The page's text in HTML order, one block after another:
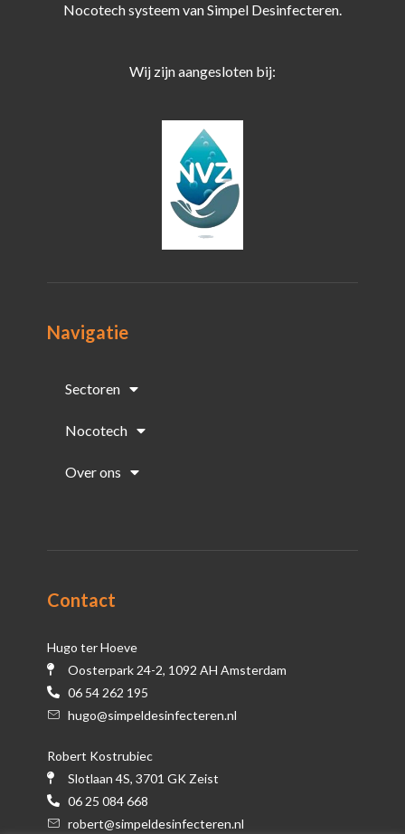
Nocotech systeem van Simpel Desinfecteren.
Wij zijn aangesloten bij:
Navigatie
Sectoren
Nocotech
Over ons
Contact
Hugo ter Hoeve
Oosterpark 24-2, 1092 AH Amsterdam
06 54 262 195
hugo@simpeldesinfecteren.nl
Robert Kostrubiec
Slotlaan 4S, 3701 GK Zeist
06 25 084 668
robert@simpeldesinfecteren.nl